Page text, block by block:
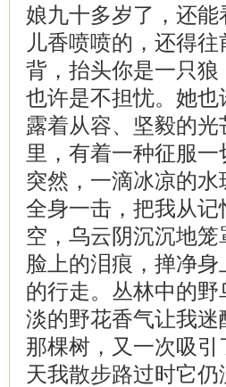
娘九十多岁了，还
儿香喷喷的，还得
背，抬头你是一只
也许是不担忧。她
露着从容、坚毅的
里，有着一种征服
突然，一滴冰凉的
全身一击，把我从
空，乌云阴沉沉地
脸上的泪痕，掸净
的行走。丛林中的
淡的野花香气让我
那棵树，又一次吸
天我散步路过时它